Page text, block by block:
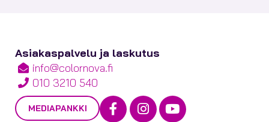
Asiakaspalvelu ja laskutus
info@colornova.fi
010 3210 540
MEDIAPANKKI Facebook
Instagram
Youtube